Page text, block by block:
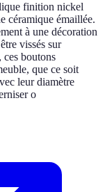
finition nickel
céramique émaillée.
à une décoration
vissés sur
ces boutons
que ce soit
leur diamètre
o